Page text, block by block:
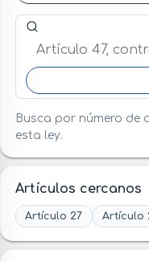
Buscar artículo o
Busca por número
esta ley.
Artículos cercanos
Artículo 27 Artículo